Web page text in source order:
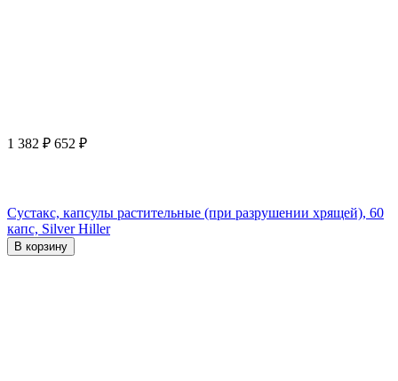
1 382 ₽ 652 ₽
Сустакс, капсулы растительные (при разрушении хрящей), 60
капс, Silver Hiller
В корзину